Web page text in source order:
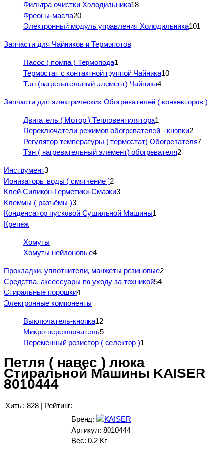
Фильтра очистки Холодильника18
Фреоны-масла20
Электронный модуль управления Холодильника101
Запчасти для Чайников и Термопотов
Насос ( помпа ) Термопода1
Термостат с контактной группой Чайника10
Тэн (нагревательный элемент) Чайника4
Запчасти для электрических Обогревателей ( конвекторов )
Двигатель ( Мотор ) Тепловентилятора1
Переключатели режимов обогревателей - кнопки2
Регулятор температуры ( термостат) Обогревателя7
Тэн ( нагревательный элемент) обогревателя2
Инструмент3
Ионизаторы воды ( смягчение )2
Клей-Силикон-Герметики-Смазки3
Клеммы ( разъёмы )3
Конденсатор пусковой Сушильной Машины1
Крепеж
Хомуты
Хомуты нейлоновые4
Прокладки, уплотнители, манжеты резиновые2
Средства, аксессуары по уходу за техникой54
Стиральные порошки4
Электронные компоненты
Выключатель-кнопка12
Микро-переключатель5
Переменный резистор ( селектор )1
Петля ( навес ) люка
Стиральной Машины KAISER
8010444
Хиты: 828 | Рейтинг:
Бренд:
Артикул: 8010444
Вес: 0.2 Кг